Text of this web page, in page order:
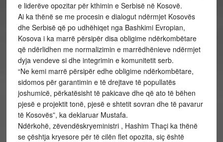
e liderëve opozitar për kthimin e Serbisë në Kosovë.
Ai ka thënë se me procesin e dialogut ndërmjet Kosovës
dhe Serbisë që po udhëhiqet nga Bashkimi Evropian,
Kosova i ka marrë përsipër disa obligime ndërkombëtare
që ndërlidhen me normalizimin e marrëdhënieve ndërmjet
dyja vendeve si dhe integrimin e komunitetit serb.
“Ne kemi marrë përsipër edhe obligime ndërkombëtare,
sidomos për garantimin e të drejtave të popullatës
joshumicë, përkatësisht të pakicave dhe që ato të bëhen
pjesë e projektit tonë, pjesë e shtetit sovran dhe të pavarur
të Kosovës”, ka deklaruar Mustafa.
Ndërkohë, zëvendëskryeministri , Hashim Thaçi ka thënë
se çështja kryesore për të cilën flet opozita, siç është